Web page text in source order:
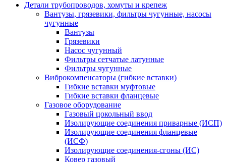
Детали трубопроводов, хомуты и крепеж
Вантузы, грязевики, фильтры чугунные, насосы
чугунные
Вантузы
Грязевики
Насос чугунный
Фильтры сетчатые латунные
Фильтры чугунные
Виброкомпенсаторы (гибкие вставки)
Гибкие вставки муфтовые
Гибкие вставки фланцевые
Газовое оборудование
Газовый цокольный ввод
Изолирующие соединения приварные (ИСП)
Изолирующие соединения фланцевые
(ИСФ)
Изолирующие соединения-сгоны (ИС)
Ковер газовый